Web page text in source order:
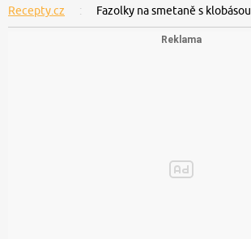
Recepty.cz Fazolky na smetaně s klobásou